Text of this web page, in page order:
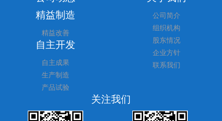
公司简介
组织机构
股东情况
企业方针
联系我们
精益制造
精益改善
自主开发
自主成果
生产制造
产品试验
关注我们